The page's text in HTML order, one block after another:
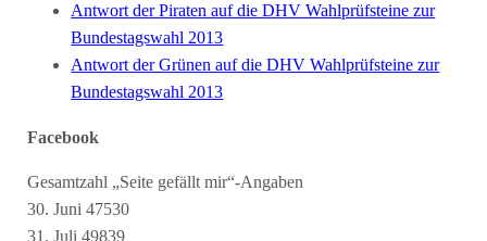
Antwort der Piraten auf die DHV Wahlprüfsteine zur
Bundestagswahl 2013
Antwort der Grünen auf die DHV Wahlprüfsteine zur
Bundestagswahl 2013
Facebook
Gesamtzahl „Seite gefällt mir“-Angaben
30. Juni 47530
31. Juli 49839